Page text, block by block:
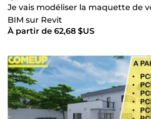
Je vais modéliser la maquette de
BIM sur Revit
À partir de 62,68 $US